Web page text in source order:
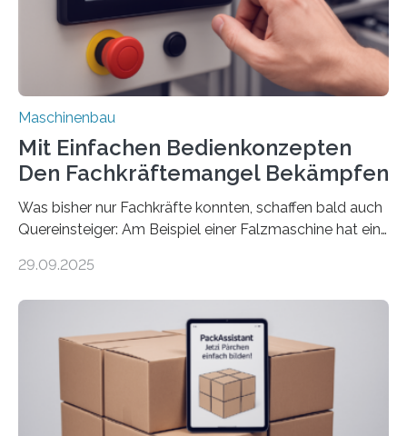
Maschinenbau
Mit Einfachen Bedienkonzepten
Den Fachkräftemangel Bekämpfen
Was bisher nur Fachkräfte konnten, schaffen bald auch
Quereinsteiger: Am Beispiel einer Falzmaschine hat ein
Mensch-Maschine-Schnittstelle so sehr vereinfacht,
Die zugrunde liegende Methodik lässt sich auf alle
anderen Maschinen übertragen. Eine Falzmaschine
umzurüsten ist ein Job für echte Profis. Eine solche
Maschine faltet in Druckereien Broschüren, Prospekte,
Landkarten und vieles mehr – mehrere Zehntausend
Exemplare pro Stunde. Je nach Maschinentyp und
29.09.2025